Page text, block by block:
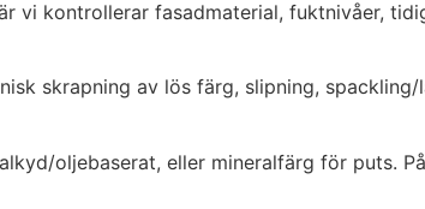
vi kontrollerar fasadmaterial, fuktnivåer,
skrapning av lös färg, slipning,
oljebaserat, eller mineralfärg för puts.